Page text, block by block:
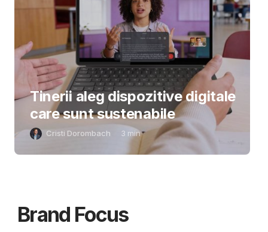
Tinerii aleg dispozitive digitale
care sunt sustenabile
Cristi Dorombach 3 min
Brand Focus